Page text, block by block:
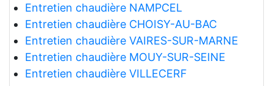
Entretien chaudière NAMPCEL
Entretien chaudière CHOISY-AU-BAC
Entretien chaudière VAIRES-SUR-MARNE
Entretien chaudière MOUY-SUR-SEINE
Entretien chaudière VILLECERF